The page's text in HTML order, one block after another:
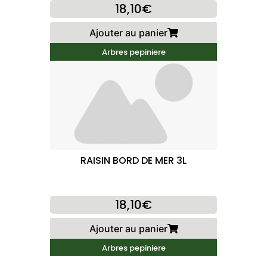
18,10€
Ajouter au panier
Arbres pepiniere
RAISIN BORD DE MER 3L
18,10€
Ajouter au panier
Arbres pepiniere